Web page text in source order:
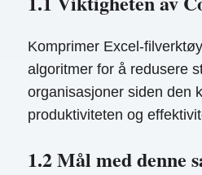
Komprimer Excel-
algoritmer for å redusere
organisasjoner siden den
produktiviteten og
1.2 Mål med denne